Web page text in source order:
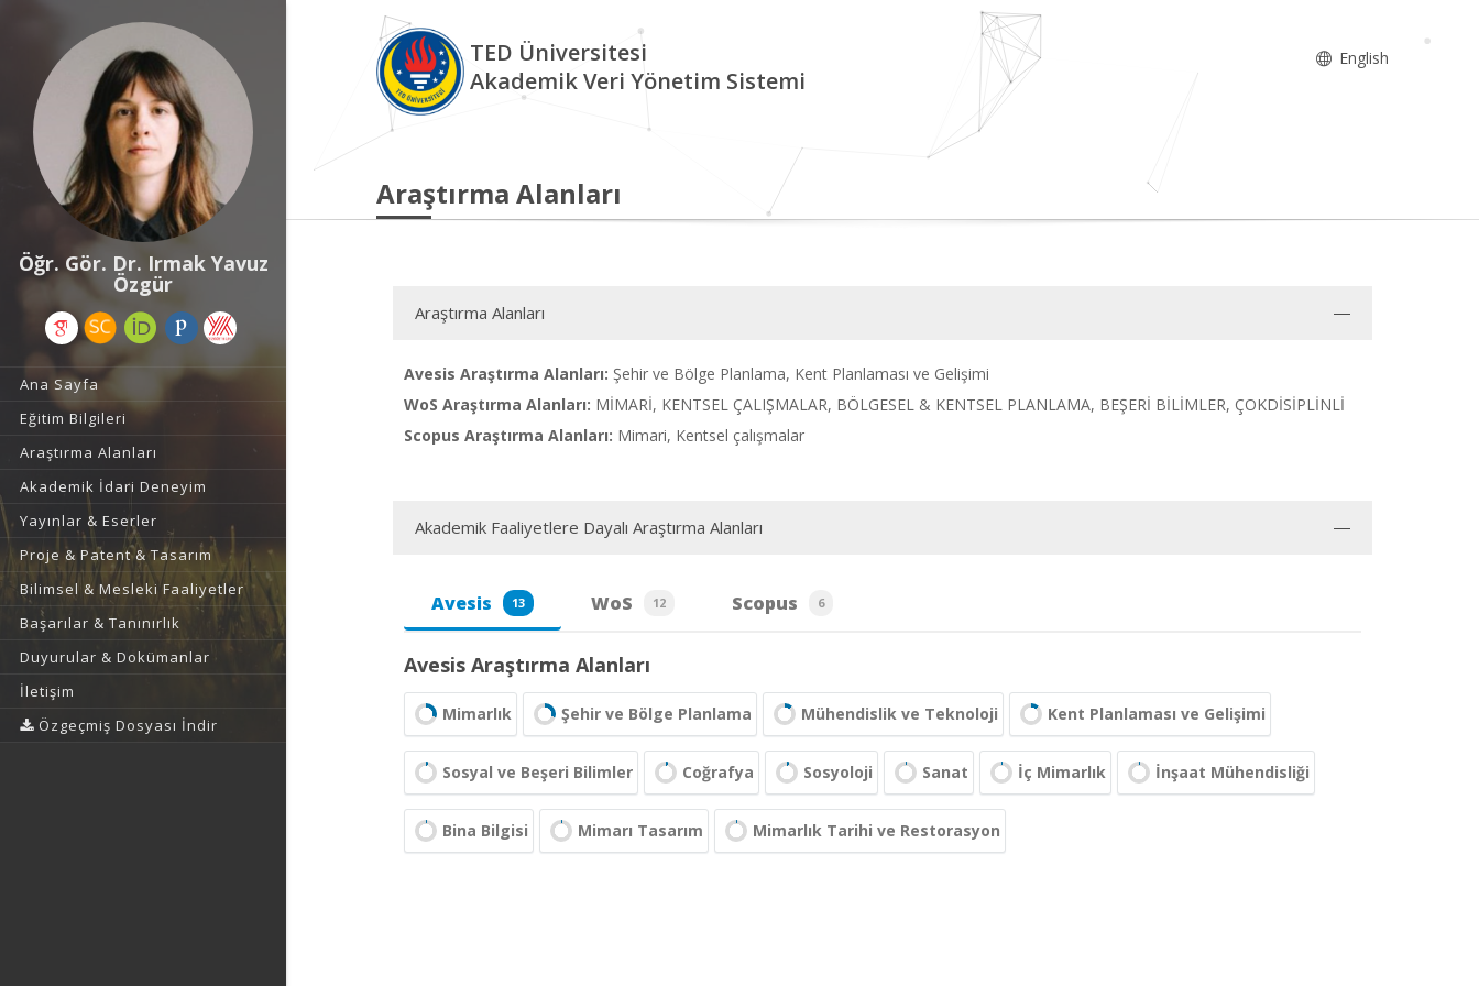
Öğr. Gör. Dr. Irmak Yavuz
Özgür
Ana Sayfa
Eğitim Bilgileri
Araştırma Alanları
Akademik İdari Deneyim
Yayınlar & Eserler
Proje & Patent & Tasarım
Bilimsel & Mesleki Faaliyetler
Başarılar & Tanınırlık
Duyurular & Dokümanlar
İletişim
Özgeçmiş Dosyası İndir
TED Üniversitesi
Akademik Veri Yönetim Sistemi
English
Araştırma Alanları
Araştırma Alanları
Avesis Araştırma Alanları: Şehir ve Bölge Planlama, Kent Planlaması ve Gelişimi
WoS Araştırma Alanları: MİMARİ, KENTSEL ÇALIŞMALAR, BÖLGESEL & KENTSEL PLANLAMA, BEŞERİ BİLİMLER, ÇOKDİSİPLİNLİ
Scopus Araştırma Alanları: Mimari, Kentsel çalışmalar
Akademik Faaliyetlere Dayalı Araştırma Alanları
Avesis 13 WoS 12 Scopus 6
Avesis Araştırma Alanları
Mimarlık Şehir ve Bölge Planlama Mühendislik ve Teknoloji Kent Planlaması ve Gelişimi
Sosyal ve Beşeri Bilimler Coğrafya Sosyoloji Sanat İç Mimarlık İnşaat Mühendisliği
Bina Bilgisi Mimarı Tasarım Mimarlık Tarihi ve Restorasyon